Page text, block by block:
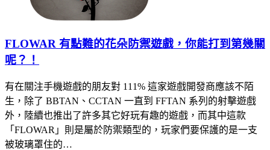
FLOWAR 有點難的花朵防禦遊戲，你能打到第幾關
呢？！
有在關注手機遊戲的朋友對 111% 這家遊戲開發商應該不陌
生，除了 BBTAN、CCTAN 一直到 FFTAN 系列的射擊遊戲
外，陸續也推出了許多其它好玩有趣的遊戲，而其中這款
「FLOWAR」則是屬於防禦類型的，玩家們要保護的是一支
被玻璃罩住的…